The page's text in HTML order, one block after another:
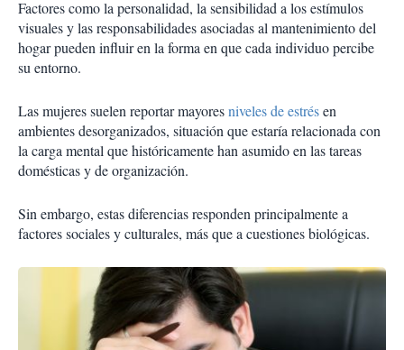
Factores como la personalidad, la sensibilidad a los estímulos
visuales y las responsabilidades asociadas al mantenimiento del
hogar pueden influir en la forma en que cada individuo percibe
su entorno.
Las mujeres suelen reportar mayoresniveles de estrésen
ambientes desorganizados, situación que estaría relacionada con
la carga mental que históricamente han asumido en las tareas
domésticas y de organización.
Sin embargo, estas diferencias responden principalmente a
factores sociales y culturales, más que a cuestiones biológicas.